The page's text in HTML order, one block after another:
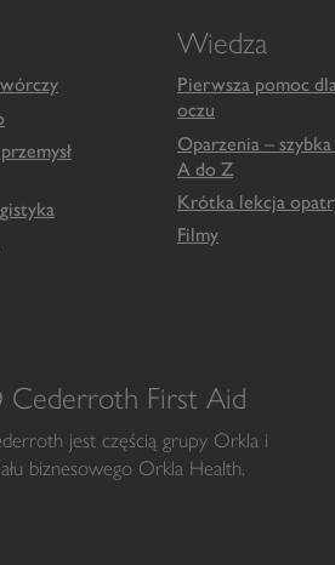
Wiedza
Pierwsza pomoc
oczu
Oparzenia –
A do Z
Krótka lekcja
Filmy
Cederroth First Aid
jest częścią grupy Orkla i
biznesowego Orkla Health.